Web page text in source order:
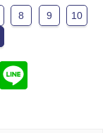
8 9
10